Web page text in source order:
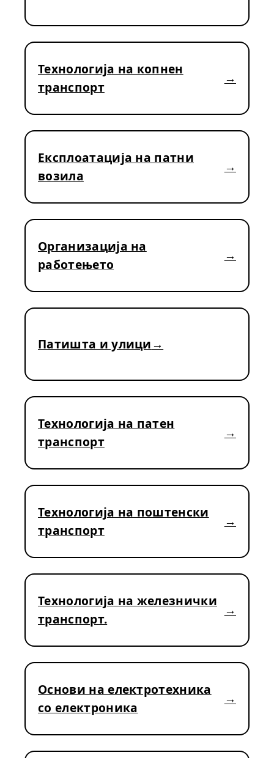
Технологија на копнен
транспорт
Експлоатација на патни
возила
Организација на
работењето
Патишта и улици
Технологија на патен
транспорт
Технологија на поштенски
транспорт
Технологија на железнички
транспорт.
Основи на електротехника
со електроника